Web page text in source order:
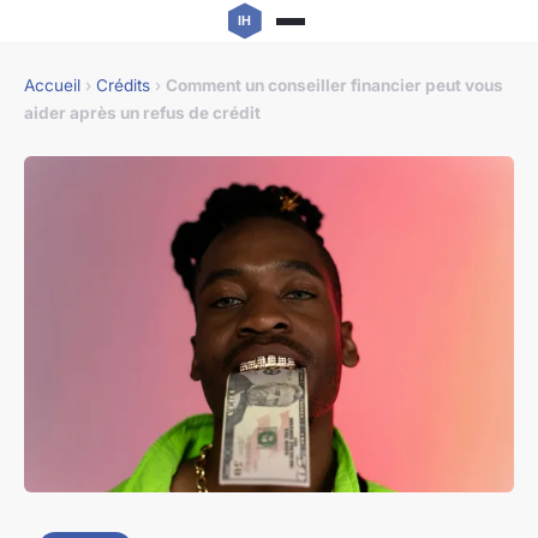
Accueil › Crédits › Comment un conseiller financier peut vous
aider après un refus de crédit